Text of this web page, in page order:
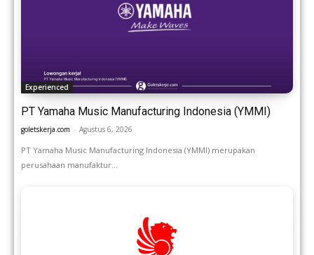
Experienced
PT Yamaha Music Manufacturing Indonesia (YMMI)
goletskerja.com - Agustus 6, 2026
PT Yamaha Music Manufacturing Indonesia (YMMI) merupakan
perusahaan manufaktur...